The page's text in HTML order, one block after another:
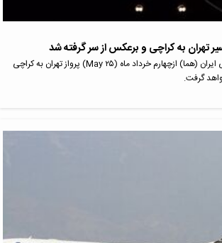
تهران به کراچی و برعکس از سر گرفته شد
هواپیمایی جمهوری اسلامی ایران (هما) ازچهارم خرداد ماه (۲۵ May) پرواز تهران به کراچی
گرفت.